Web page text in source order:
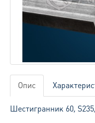
Опис
Шестигранник 60,